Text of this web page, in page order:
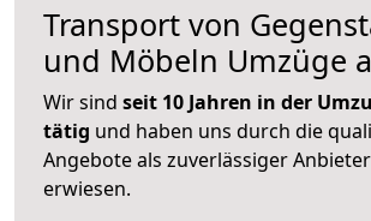
Transport von
und Möbeln Umzüge
Wir sind seit 10 Jahren in der
tätig und haben uns durch die
Angebote als zuverlässiger
erwiesen.